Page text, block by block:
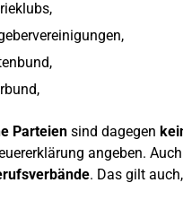
Parteiensind dagegen
angeben. Auch
. Das gilt